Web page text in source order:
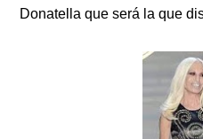
Donatella que será la que